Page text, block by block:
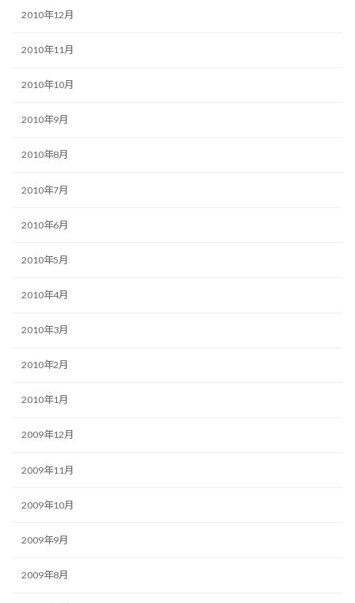
2010年12月
2010年11月
2010年10月
2010年9月
2010年8月
2010年7月
2010年6月
2010年5月
2010年4月
2010年3月
2010年2月
2010年1月
2009年12月
2009年11月
2009年10月
2009年9月
2009年8月